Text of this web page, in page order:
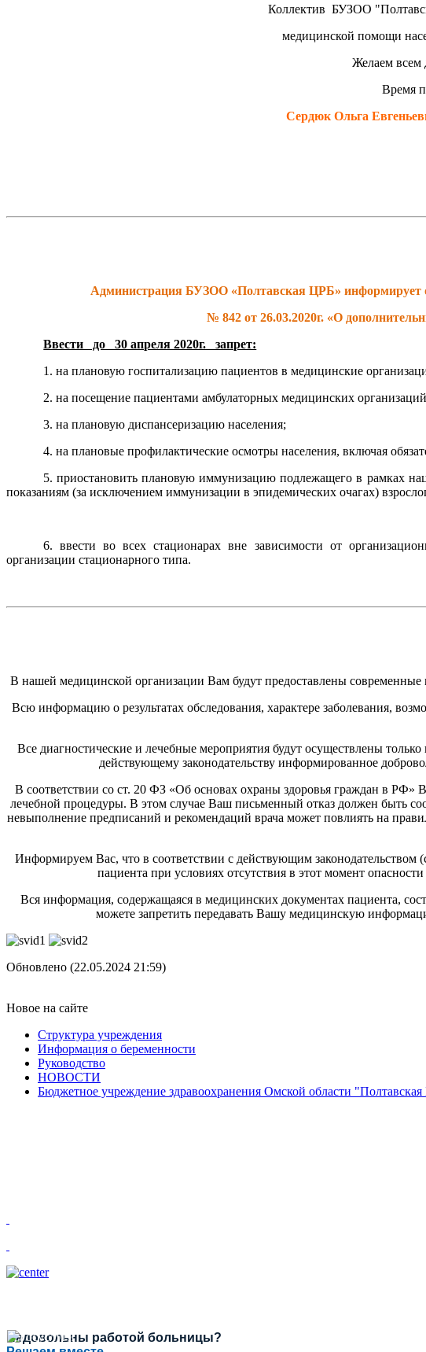
Коллектив БУЗОО
медицинской помощи
Желаем всем
Время
Сердюк Ольга
Администрация БУЗОО «Полтавская ЦРБ» информирует о
№ 842 от 26.03.2020г. «О
Ввести до 30 апреля 2020г. запрет:
1. на плановую госпитализацию пациентов в медицинские
2. на посещение пациентами амбулаторных медицинских
3. на плановую диспансеризацию населения;
4. на плановые профилактические осмотры населения, включая
5. приостановить плановую иммунизацию подлежащего в рамках
показаниям (за исключением иммунизации в эпидемических очагах)
6. ввести во всех стационарах вне зависимости от
организации стационарного типа.
В нашей медицинской организации Вам будут предоставлены
Всю информацию о результатах обследования, характере заболевания,
Все диагностические и лечебные мероприятия будут осуществлены
действующему законодательству информированное
В соответствии со ст. 20 ФЗ «Об основах охраны здоровья граждан в РФ»
лечебной процедуры. В этом случае Ваш письменный отказ должен быть
невыполнение предписаний и рекомендаций врача может повлиять на
Информируем Вас, что в соответствии с действующим
пациента при условиях отсутствия в этот момент
Вся информация, содержащаяся в медицинских документах пациента,
можете запретить передавать Вашу медицинскую
Обновлено (22.05.2024 21:59)
Новое на сайте
Структура учреждения
Информация о беременности
Руководство
НОВОСТИ
Бюджетное учреждение здравоохранения Омской области
Недовольны работой больницы?